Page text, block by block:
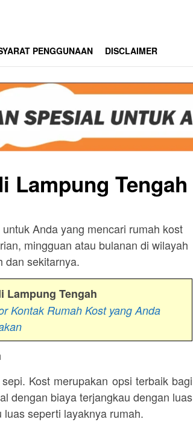
PENGGUNAAN DISCLAIMER
Lampung Tengah
Anda yang mencari rumah kost
mingguan atau bulanan di wilayah
dan sekitarnya.
Lampung Tengah
Kontak Rumah Kost yang Anda
Kost merupakan opsi terbaik bagi
dengan biaya terjangkau dengan luas
seperti layaknya rumah.